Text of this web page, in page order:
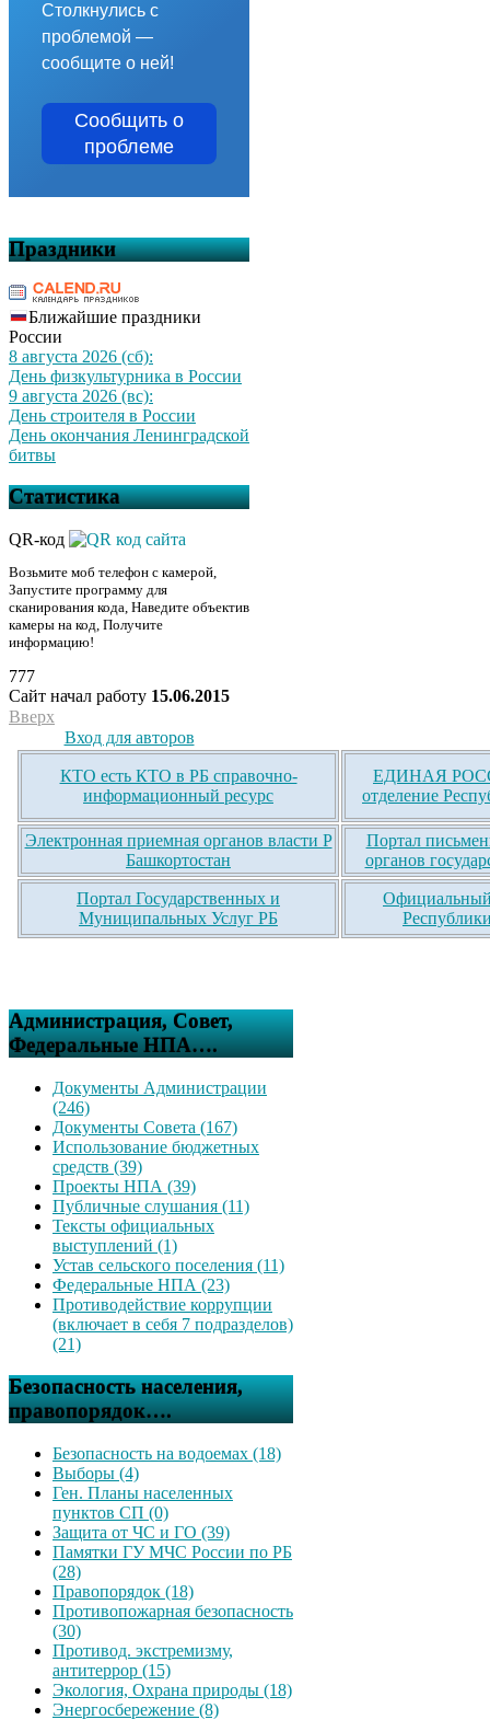
Столкнулись с
проблемой —
сообщите о ней!
Сообщить о
проблеме
Праздники
Ближайшие праздники
России
8 августа 2026 (сб):
День физкультурника в России
9 августа 2026 (вс):
День строителя в России
День окончания Ленинградской
битвы
Статистика
QR-код
Возьмите моб телефон с камерой,
Запустите программу для
сканирования кода, Наведите объектив
камеры на код, Получите
информацию!
777
Сайт начал работу 15.06.2015
Вверх
Вход для авторов
КТО есть КТО в РБ справочно-
информационный ресурс
ЕДИНАЯ
отделение
Электронная приемная органов власти Р
Башкортостан
Портал
органов
Портал Государственных и
Муниципальных Услуг РБ
Официальный
Администрация, Совет,
Федеральные НПА….
Документы Администрации
(246)
Документы Совета (167)
Использование бюджетных
средств (39)
Проекты НПА (39)
Публичные слушания (11)
Тексты официальных
выступлений (1)
Устав сельского поселения (11)
Федеральные НПА (23)
Противодействие коррупции
(включает в себя 7 подразделов)
(21)
Безопасность населения,
правопорядок….
Безопасность на водоемах (18)
Выборы (4)
Ген. Планы населенных
пунктов СП (0)
Защита от ЧС и ГО (39)
Памятки ГУ МЧС России по РБ
(28)
Правопорядок (18)
Противопожарная безопасность
(30)
Противод. экстремизму,
антитеррор (15)
Экология, Охрана природы (18)
Энергосбережение (8)